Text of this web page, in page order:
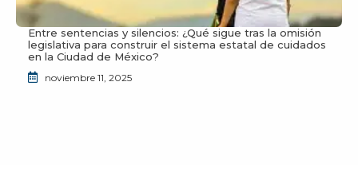
Entre sentencias y silencios: ¿Qué sigue tras la omisión
legislativa para construir el sistema estatal de cuidados
en la Ciudad de México?
noviembre 11, 2025